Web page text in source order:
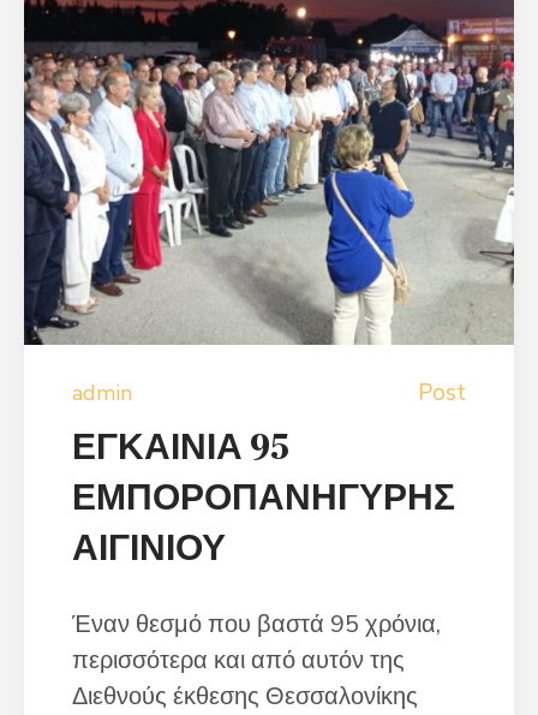
admin Post
ΕΓΚΑΙΝΙΑ 95
ΕΜΠΟΡΟΠΑΝΗΓΥΡΗΣ
ΑΙΓΙΝΙΟΥ
Έναν θεσμό που βαστά 95 χρόνια,
περισσότερα και από αυτόν της
Διεθνούς έκθεσης Θεσσαλονίκης